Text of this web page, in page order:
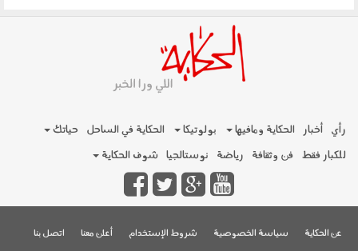
رأي أخبار الحكاية ومافيها بولوتيكا الحكاية في الساحل
حياتك
للكبار فقط فن وثقافة رياضة نوستالجيا شوف الحكاية
عن الحكاية سياسة الخصوصية شروط الإستخدام أعلن معنا اتصل بنا